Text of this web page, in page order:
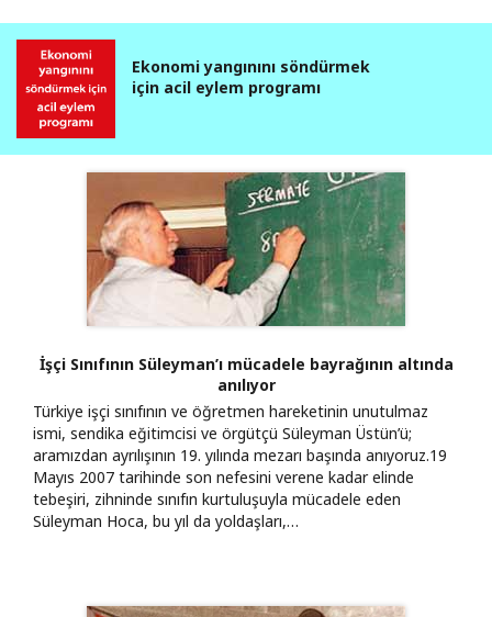
Ekonomi yangınını söndürmek
için acil eylem programı
İşçi Sınıfının Süleyman’ı mücadele bayrağının altında
anılıyor
Türkiye işçi sınıfının ve öğretmen hareketinin unutulmaz
ismi, sendika eğitimcisi ve örgütçü Süleyman Üstün’ü;
aramızdan ayrılışının 19. yılında mezarı başında anıyoruz. ​19
Mayıs 2007 tarihinde son nefesini verene kadar elinde
tebeşiri, zihninde sınıfın kurtuluşuyla mücadele eden
Süleyman Hoca, bu yıl da yoldaşları,…